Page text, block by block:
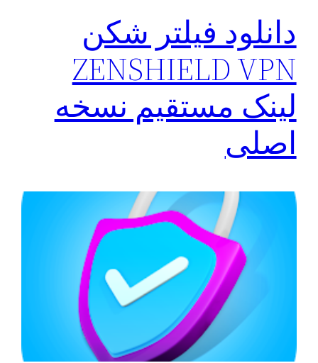
دانلود فیلتر شکن
ZENSHIELD VPN
لینک مستقیم نسخه
اصلی